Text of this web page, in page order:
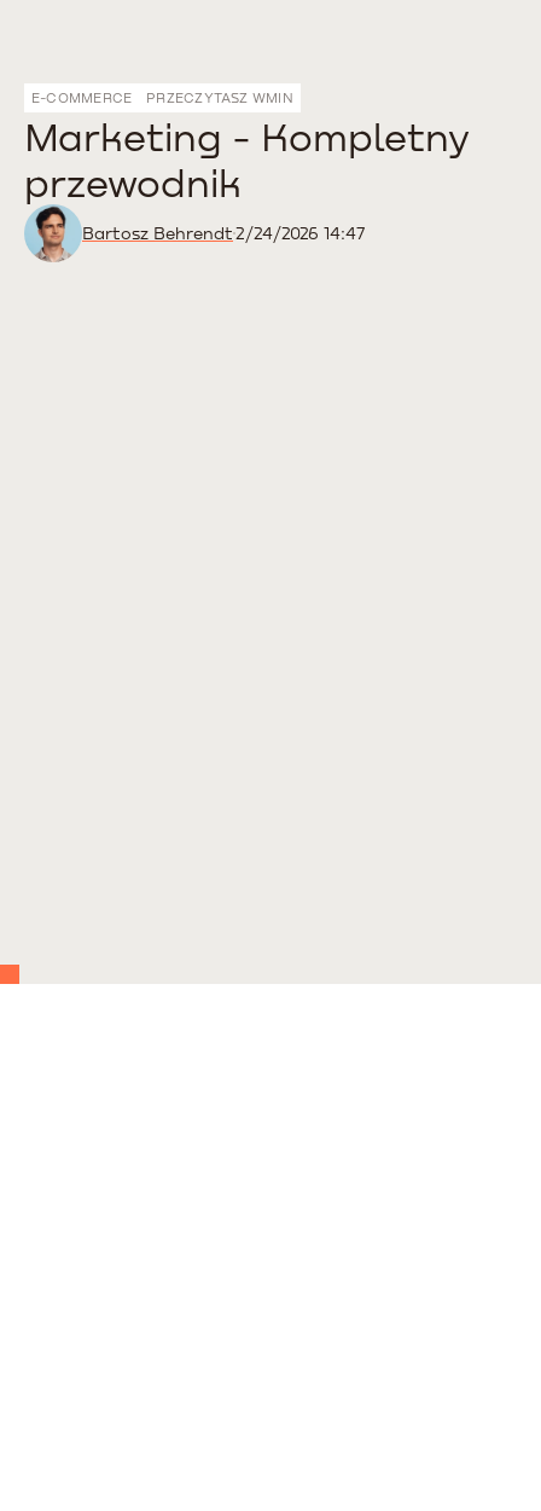
E-COMMERCE PRZECZYTASZ WMIN
Marketing - Kompletny
przewodnik
Bartosz Behrendt2/24/2026 14:47